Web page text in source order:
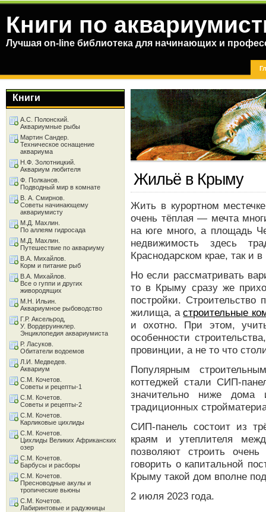
Книги по
Лучшая on-line библиотека для начинающих и
Жильё в Крыму
Жить в курортном
очень тёплая — мечта
на юге много, а площадь
недвижимость здесь
Краснодарском крае, так и
Но если рассматривать
то в Крыму сразу же
постройки. Строительство
жилища, астроительные
и охотно. При этом,
особенности
провинции, а не то что
Популярным
коттеджей стали СИП-
значительно ниже дома
традиционных
СИП-панель состоит из
краям и утеплителя
позволяют строить
говорить о капитальной
Крыму такой дом вполне
2 июля 2023 года.
Книги
А.С. Полонский.
Аквариумные рыбы
Мартин Сандер.
Техническое оснащение
аквариума
Н.Ф. Золотницкий.
Аквариум любителя
Ф. Полканов.
Подводный мир в комнате
В. А. Смирнов.
Советы начинающему
аквариумисту
М.Д. Махлин.
По аллеям гидросада
М.Д. Махлин.
Путешествие по аквариуму
В.А. Михайлов.
Корм и питание рыб
В.А. Михайлов.
Все о гуппи и других
живородящих
М.Н. Ильин.
Аквариумное рыбоводство
Г.Р. Аксельрод,
У. Вордеруинклер.
Энциклопедия аквариумиста
Р. Ласуков.
Обитатели водоемов
Л.И. Медведев.
Аквариум
С.М. Кочетов.
Советы и рецепты-1
С.М. Кочетов.
Советы и рецепты-2
С.М. Кочетов.
Карликовые цихлиды
С.М. Кочетов.
Цихлиды Великих Африканских
озер
С.М. Кочетов.
Барбусы и расборы
С.М. Кочетов.
Пресноводные акулы и
тропические вьюны
С.М. Кочетов.
Лабиринтовые и радужницы